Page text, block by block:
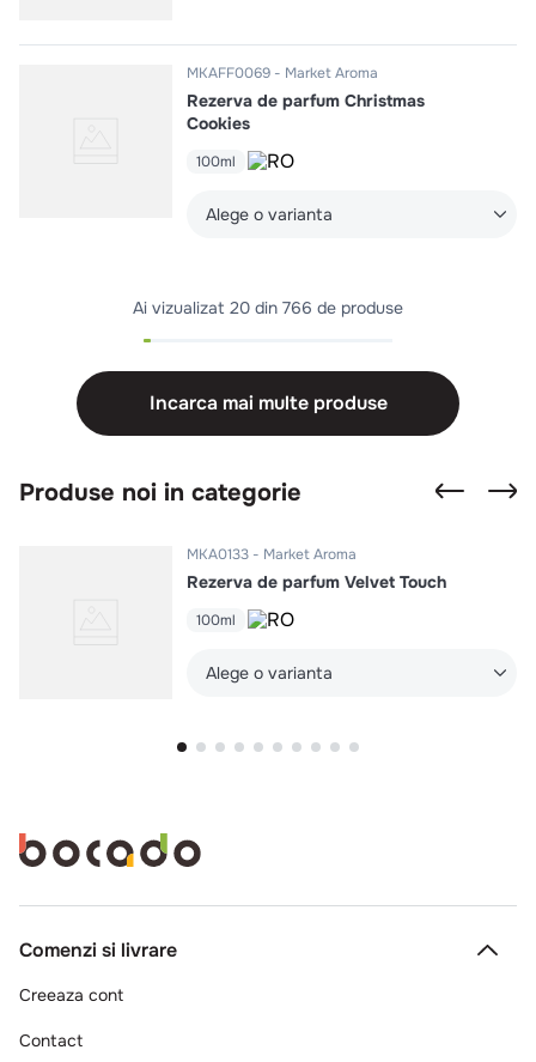
MKAFF0069 Market Aroma
Rezerva de parfum Christmas
Cookies
100ml
Alege o varianta
Ai vizualizat 20 din 766 de produse
Incarca mai multe produse
Produse noi in categorie
MKA0133 Market Aroma
Rezerva de parfum Velvet Touch
100ml
Alege o varianta
Comenzi si livrare
Creeaza cont
Contact